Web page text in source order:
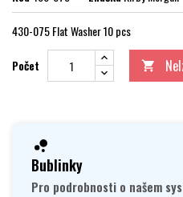
430-075 Flat Washer 10 pcs
Počet 
Bublinky
Pro podrobnosti o našem